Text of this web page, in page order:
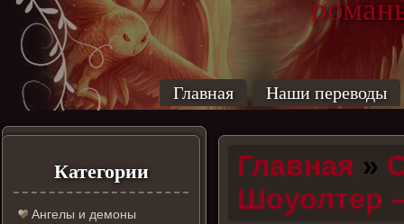
Главная Наши переводы
Категории
Ангелы и демоны
Главная »
Шоуолтер